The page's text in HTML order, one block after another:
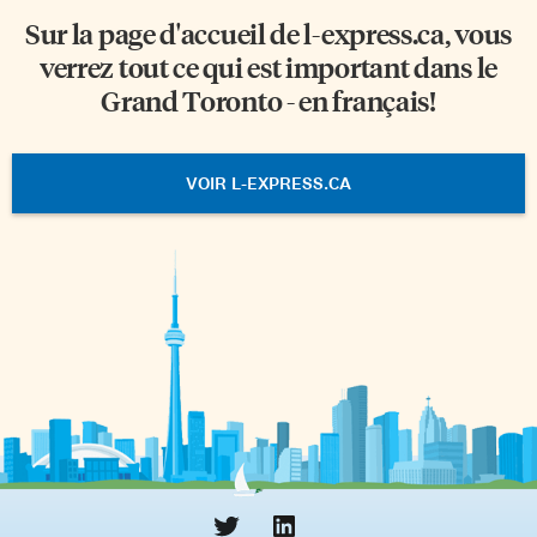
Sur la page d'accueil del-express.ca, vous
verrez tout ce qui est important dans le
Grand Toronto - en français!
VOIR L-EXPRESS.CA